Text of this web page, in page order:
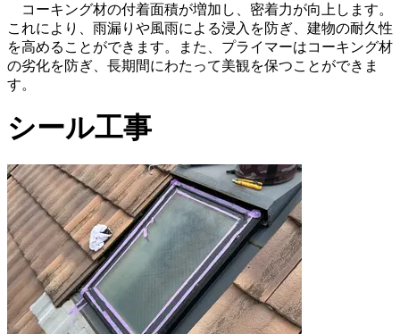
コーキング材の付着面積が増加し、密着力が向上します。
これにより、雨漏りや風雨による浸入を防ぎ、建物の耐久性
を高めることができます。また、プライマーはコーキング材
の劣化を防ぎ、長期間にわたって美観を保つことができま
す。
シール工事